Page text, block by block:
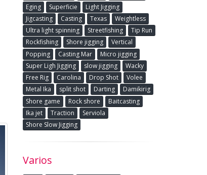
Eging
Superficie
Light Jigging
Jigcasting
Casting Texas
Weightless
Ultra light spinning
Streetfishing
Tip Run
Rockfishing
Shore jigging
Vertical
Popping
Casting Mar
Micro jigging
Super Ligh Jigging
slow jigging
Wacky
Free Rig
Carolina Drop Shot
Volee
Metal Ika
split shot Darting
Damikirig
Shore game
Rock shore
Baitcasting
Ika jet
Traction
Serviola
Shore Slow Jigging
Varios